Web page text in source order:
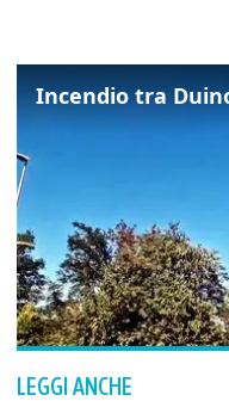
LEGGI ANCHE